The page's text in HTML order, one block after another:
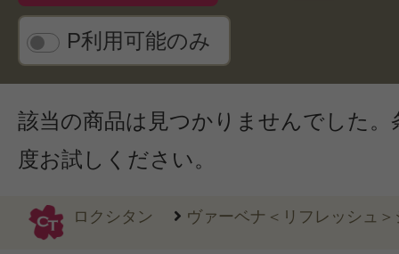
P利用可能のみ
該当の商品は見つかりませんでした。
度お試しください。
ロクシタン ヴァーベナ＜リフレッシュ